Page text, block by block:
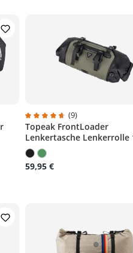
4.6 von 5 Sternen
Durchschnittliche
(9)
Topeak FrontLoader
Lenkertasche Lenkerrolle
59,95 €